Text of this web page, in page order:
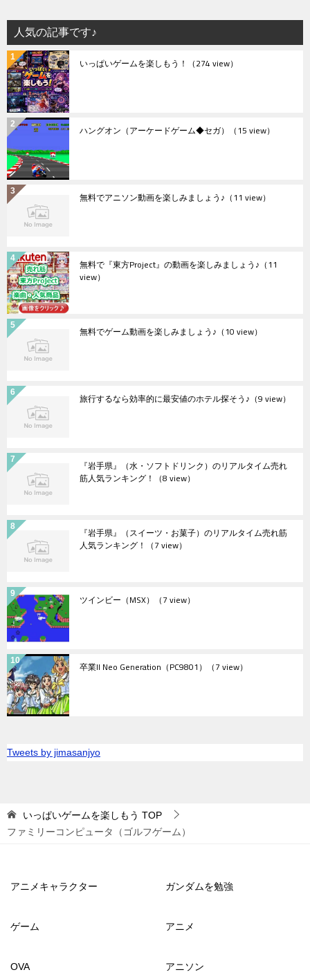
人気の記事です♪
いっぱいゲームを楽しもう！ （274 view）
ハングオン（アーケードゲーム◆セガ） （15 view）
無料でアニソン動画を楽しみましょう♪ （11 view）
無料で『東方Project』の動画を楽しみましょう♪ （11
view）
無料でゲーム動画を楽しみましょう♪ （10 view）
旅行するなら効率的に最安値のホテル探そう♪ （9 view）
『岩手県』（水・ソフトドリンク）のリアルタイム売れ
筋人気ランキング！ （8 view）
『岩手県』（スイーツ・お菓子）のリアルタイム売れ筋
人気ランキング！ （7 view）
ツインビー（MSX） （7 view）
卒業II Neo Generation（PC9801） （7 view）
Tweets by jimasanjyo
いっぱいゲームを楽しもう TOP
ファミリーコンピュータ（ゴルフゲーム）
アニメキャラクター ガンダムを勉強
ゲーム アニメ
OVA アニソン